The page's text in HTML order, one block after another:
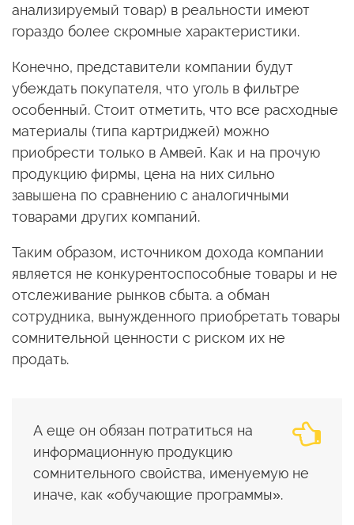
анализируемый товар) в реальности имеют
гораздо более скромные характеристики.
Конечно, представители компании будут
убеждать покупателя, что уголь в фильтре
особенный. Стоит отметить, что все расходные
материалы (типа картриджей) можно
приобрести только в Амвей. Как и на прочую
продукцию фирмы, цена на них сильно
завышена по сравнению с аналогичными
товарами других компаний.
Таким образом, источником дохода компании
является не конкурентоспособные товары и не
отслеживание рынков сбыта. а обман
сотрудника, вынужденного приобретать товары
сомнительной ценности с риском их не
продать.
А еще он обязан потратиться на
информационную продукцию
сомнительного свойства, именуемую не
иначе, как «обучающие программы».